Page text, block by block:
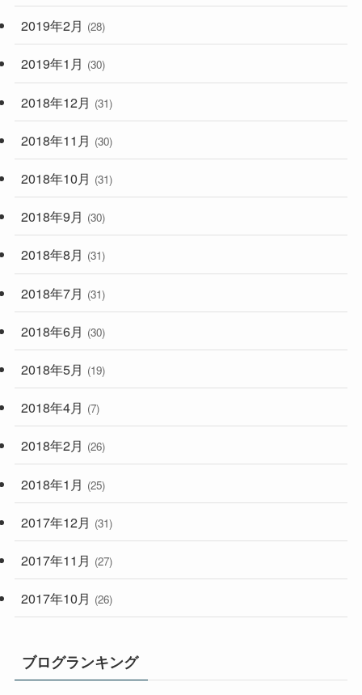
2019年2月 (28)
2019年1月 (30)
2018年12月 (31)
2018年11月 (30)
2018年10月 (31)
2018年9月 (30)
2018年8月 (31)
2018年7月 (31)
2018年6月 (30)
2018年5月 (19)
2018年4月 (7)
2018年2月 (26)
2018年1月 (25)
2017年12月 (31)
2017年11月 (27)
2017年10月 (26)
ブログランキング